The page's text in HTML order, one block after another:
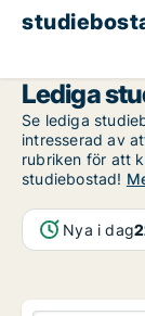
Lediga
Se lediga
intresserad av
rubriken för att
studiebostad!
Nya i dag